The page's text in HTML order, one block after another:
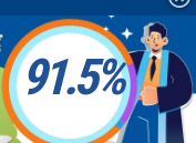
91.5